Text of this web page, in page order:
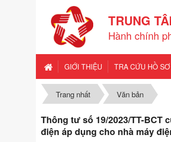
TRUNG
Hành chính
GIỚI THIỆU TRA CỨU HỒ SƠ
Trang nhất Văn bản
Thông tư số 19/2023/TT-
điện áp dụng cho nhà máy